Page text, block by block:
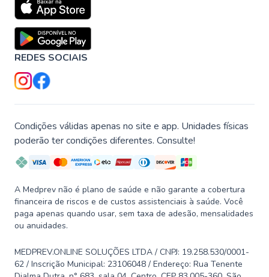
REDES SOCIAIS
Condições válidas apenas no site e app. Unidades físicas
poderão ter condições diferentes. Consulte!
A Medprev não é plano de saúde e não garante a cobertura
financeira de riscos e de custos assistenciais à saúde. Você
paga apenas quando usar, sem taxa de adesão, mensalidades
ou anuidades.
MEDPREV.ONLINE SOLUÇÕES LTDA / CNPJ: 19.258.530/0001-
62 / Inscrição Municipal: 23106048 / Endereço: Rua Tenente